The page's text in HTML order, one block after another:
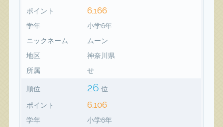
ポイント 6,166
学年
小学6年
ニックネーム
ムーン
地区
神奈川県
所属
せ
順位 26 位
ポイント 6,106
学年
小学6年